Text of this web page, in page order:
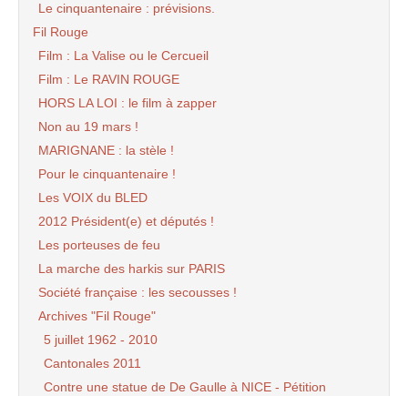
Le cinquantenaire : prévisions.
Fil Rouge
Film : La Valise ou le Cercueil
Film : Le RAVIN ROUGE
HORS LA LOI : le film à zapper
Non au 19 mars !
MARIGNANE : la stèle !
Pour le cinquantenaire !
Les VOIX du BLED
2012 Président(e) et députés !
Les porteuses de feu
La marche des harkis sur PARIS
Société française : les secousses !
Archives "Fil Rouge"
5 juillet 1962 - 2010
Cantonales 2011
Contre une statue de De Gaulle à NICE - Pétition